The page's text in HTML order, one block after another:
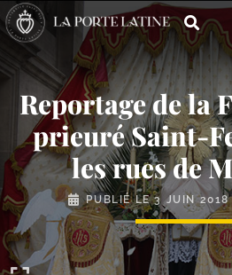
Reportage de la
prieuré Saint-​
les rues de
PUBLIÉ LE3 JUIN 2018